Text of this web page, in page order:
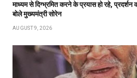
माध्यम से दिग्भ्रमित करने के प्रयास हो रहे, प्रदर्शन
बोले मुख्यमंत्री सोरेन
AUGUST 9, 2026